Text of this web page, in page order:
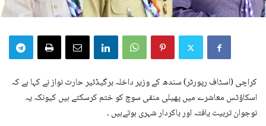
کراچی (اسٹاف رپورٹر) سندھ کے وزیر داخلہ برگیڈئیر حارث نواز نے کہا ہے کہ
اسکاؤٹس معاشرے میں پھیلی منفی سوچ کو ختم کرسکتے ہیں کیونکہ یہ
نوجوان تربیت یافتہ اور باکردار شہری ہوتےہیں ۔